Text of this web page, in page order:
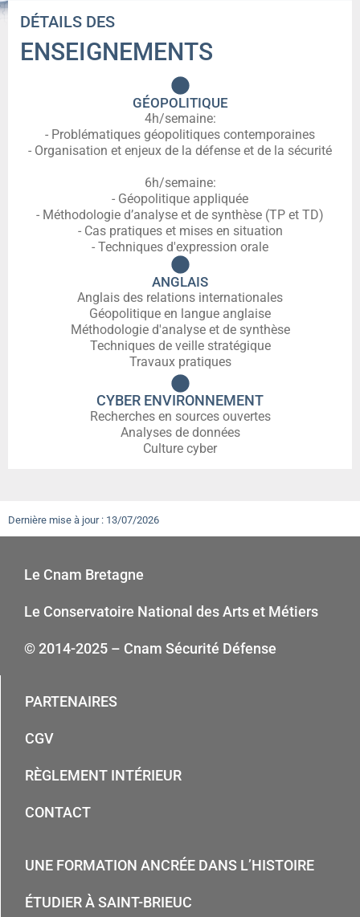
DÉTAILS DES
ENSEIGNEMENTS
GÉOPOLITIQUE
4h/semaine:
- Problématiques géopolitiques contemporaines
- Organisation et enjeux de la défense et de la sécurité
6h/semaine:
- Géopolitique appliquée
- Méthodologie d’analyse et de synthèse (TP et TD)
- Cas pratiques et mises en situation
- Techniques d'expression orale
ANGLAIS
Anglais des relations internationales
Géopolitique en langue anglaise
Méthodologie d'analyse et de synthèse
Techniques de veille stratégique
Travaux pratiques
CYBER ENVIRONNEMENT
Recherches en sources ouvertes
Analyses de données
Culture cyber
Dernière mise à jour : 13/07/2026
Le Cnam Bretagne
Le Conservatoire National des Arts et Métiers
© 2014-2025 – Cnam Sécurité Défense
PARTENAIRES
CGV
RÈGLEMENT INTÉRIEUR
CONTACT
UNE FORMATION ANCRÉE DANS L’HISTOIRE
ÉTUDIER À SAINT-BRIEUC